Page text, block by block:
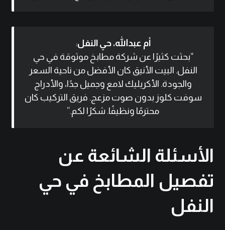
أم عبدالله، حي النفل:
“بحثت كثيرًا عن شركة مطابخ موثوقة في حي
النفل. البيت الأنيق كان الأفضل من ناحية السعر
والجودة. الأكريليك لامع وجميل جدًا، والأدراج
سوفت كلوز بدون صوت مزعج. فريق التركيب كان
محترمًا ونظيفًا. شكرًا لكم.”
الأسئلة الشائعة عن
تفصيل المطابخ في حي
النفل